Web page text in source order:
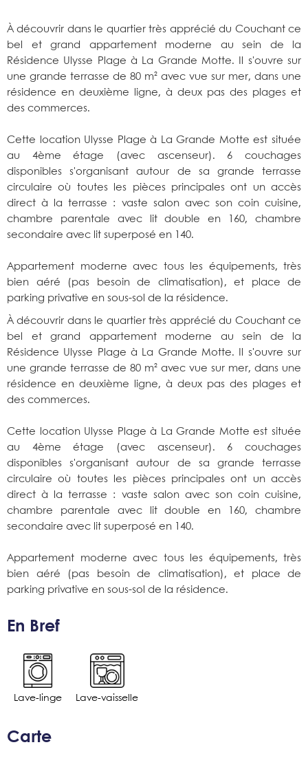
À découvrir dans le quartier très apprécié du Couchant ce
bel et grand appartement moderne au sein de la
Résidence Ulysse Plage à La Grande Motte. Il s'ouvre sur
une grande terrasse de 80 m² avec vue sur mer, dans une
résidence en deuxième ligne, à deux pas des plages et
des commerces.
Cette location Ulysse Plage à La Grande Motte est située
au 4ème étage (avec ascenseur). 6 couchages
disponibles s'organisant autour de sa grande terrasse
circulaire où toutes les pièces principales ont un accès
direct à la terrasse : vaste salon avec son coin cuisine,
chambre parentale avec lit double en 160, chambre
secondaire avec lit superposé en 140.
Appartement moderne avec tous les équipements, très
bien aéré (pas besoin de climatisation), et place de
parking privative en sous-sol de la résidence.
À découvrir dans le quartier très apprécié du Couchant ce
bel et grand appartement moderne au sein de la
Résidence Ulysse Plage à La Grande Motte. Il s'ouvre sur
une grande terrasse de 80 m² avec vue sur mer, dans une
résidence en deuxième ligne, à deux pas des plages et
des commerces.
Cette location Ulysse Plage à La Grande Motte est située
au 4ème étage (avec ascenseur). 6 couchages
disponibles s'organisant autour de sa grande terrasse
circulaire où toutes les pièces principales ont un accès
direct à la terrasse : vaste salon avec son coin cuisine,
chambre parentale avec lit double en 160, chambre
secondaire avec lit superposé en 140.
Appartement moderne avec tous les équipements, très
bien aéré (pas besoin de climatisation), et place de
parking privative en sous-sol de la résidence.
En Bref
Lave-linge Lave-vaisselle
Carte